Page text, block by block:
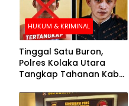
HUKUM & KRIMINAL
Tinggal Satu Buron,
Polres Kolaka Utara
Tangkap Tahanan Kabur
Pengejaran